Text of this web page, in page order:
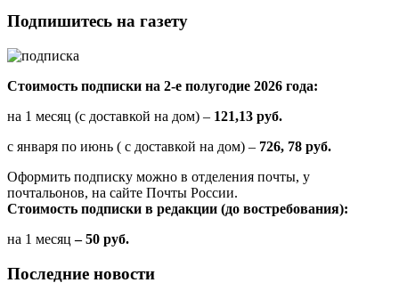
Подпишитесь на газету
Стоимость подписки на 2-е полугодие 2026 года:
на 1 месяц (с доставкой на дом) – 121,13 руб.
с января по июнь ( с доставкой на дом) – 726, 78 руб.
Оформить подписку можно в отделения почты, у
почтальонов, на сайте Почты России.
Стоимость подписки в редакции (до востребования):
на 1 месяц – 50 руб.
Последние новости